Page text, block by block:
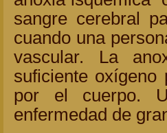
sangre cerebral
cuando una
vascular. La
suficiente
por el cuerpo.
enfermedad de